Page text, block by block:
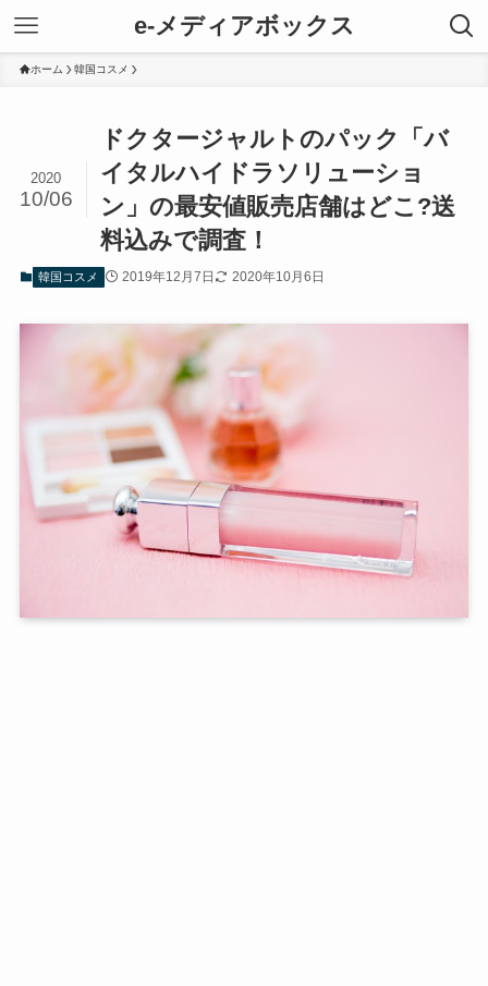
e-メディアボックス
ホーム 韓国コスメ
ドクタージャルトのパック「バ
イタルハイドラソリューショ
ン」の最安値販売店舗はどこ?送
料込みで調査！
2020
10/06
韓国コスメ 2019年12月7日 2020年10月6日